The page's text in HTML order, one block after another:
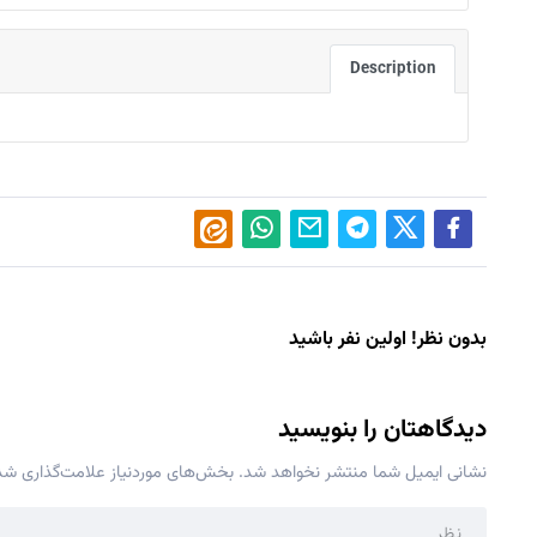
Description
بدون نظر! اولین نفر باشید
دیدگاهتان را بنویسید
نشانی ایمیل شما منتشر نخواهد شد. بخش‌های موردنیاز علامت‌گذاری